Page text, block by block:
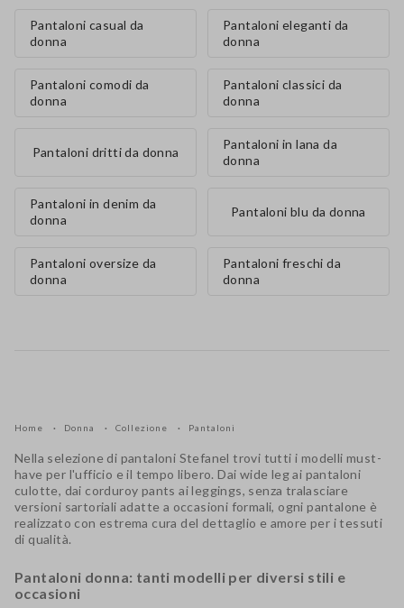
Pantaloni casual da
donna
Pantaloni eleganti da
donna
Pantaloni comodi da
donna
Pantaloni classici da
donna
Pantaloni dritti da donna
Pantaloni in lana da
donna
Pantaloni in denim da
donna
Pantaloni blu da donna
Pantaloni oversize da
donna
Pantaloni freschi da
donna
Home Donna Collezione Pantaloni
Nella selezione di pantaloni Stefanel trovi tutti i modelli must-
have per l'ufficio e il tempo libero. Dai wide leg ai pantaloni
culotte, dai corduroy pants ai leggings, senza tralasciare
versioni sartoriali adatte a occasioni formali, ogni pantalone è
realizzato con estrema cura del dettaglio e amore per i tessuti
di qualità.
Pantaloni donna: tanti modelli per diversi stili e
occasioni